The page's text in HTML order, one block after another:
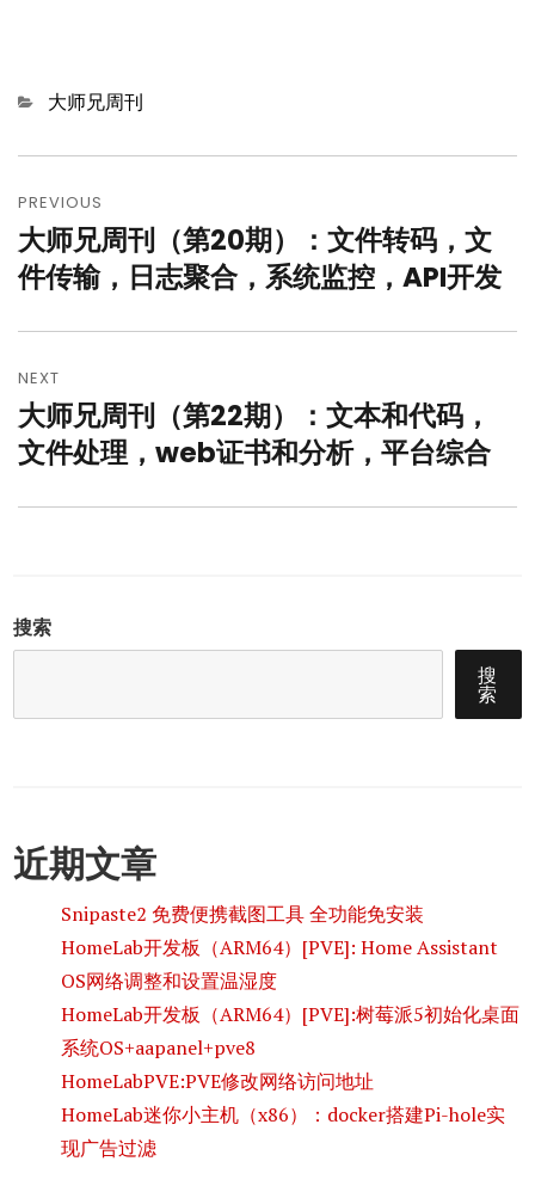
Categories
大师兄周刊
章
导
航
PREVIOUS
Previous
post:
大师兄周刊（第20期）：文件转码，文
件传输，日志聚合，系统监控，API开发
NEXT
Next
post:
大师兄周刊（第22期）：文本和代码，
文件处理，web证书和分析，平台综合
搜索
搜
索
近期文章
Snipaste2 免费便携截图工具 全功能免安装
HomeLab开发板（ARM64）[PVE]: Home Assistant
OS网络调整和设置温湿度
HomeLab开发板（ARM64）[PVE]:树莓派5初始化桌面
系统OS+aapanel+pve8
HomeLabPVE:PVE修改网络访问地址
HomeLab迷你小主机（x86）：docker搭建Pi-hole实
现广告过滤